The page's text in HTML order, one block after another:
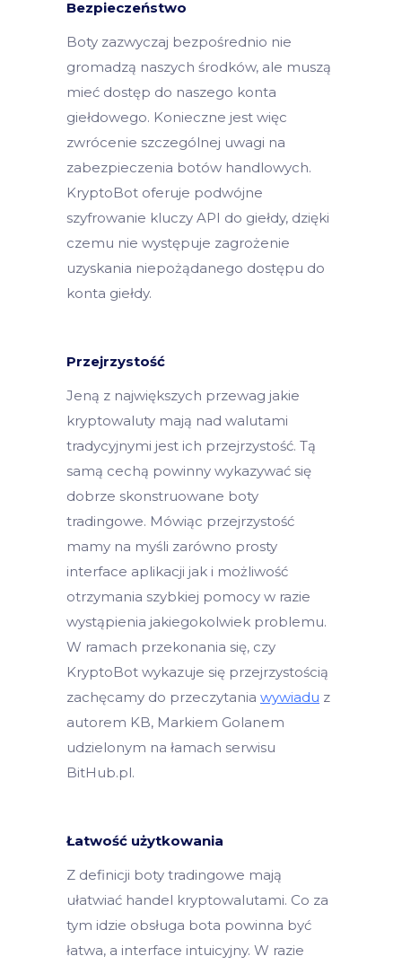
Bezpieczeństwo
Boty zazwyczaj bezpośrednio nie
gromadzą naszych środków, ale muszą
mieć dostęp do naszego konta
giełdowego. Konieczne jest więc
zwrócenie szczególnej uwagi na
zabezpieczenia botów handlowych.
KryptoBot oferuje podwójne
szyfrowanie kluczy API do giełdy, dzięki
czemu nie występuje zagrożenie
uzyskania niepożądanego dostępu do
konta giełdy.
Przejrzystość
Jeną z największych przewag jakie
kryptowaluty mają nad walutami
tradycyjnymi jest ich przejrzystość. Tą
samą cechą powinny wykazywać się
dobrze skonstruowane boty
tradingowe. Mówiąc przejrzystość
mamy na myśli zarówno prosty
interface aplikacji jak i możliwość
otrzymania szybkiej pomocy w razie
wystąpienia jakiegokolwiek problemu.
W ramach przekonania się, czy
KryptoBot wykazuje się przejrzystością
zachęcamy do przeczytania wywiadu z
autorem KB, Markiem Golanem
udzielonym na łamach serwisu
BitHub.pl.
Łatwość użytkowania
Z definicji boty tradingowe mają
ułatwiać handel kryptowalutami. Co za
tym idzie obsługa bota powinna być
łatwa, a interface intuicyjny. W razie